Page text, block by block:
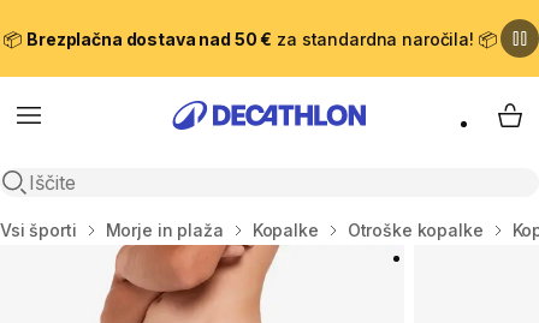
📦 Brezplačna dostava nad 50 € za standardna naročila! 📦
Meni
Odpri iskanje
Domov
Vsi športi Morje in plaža Kopalke Otroške kopalke